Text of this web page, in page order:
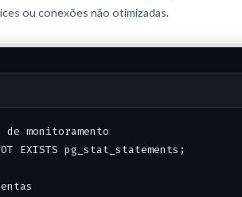
ou conexões não otimizadas.
monitoramento
EXISTS pg_stat_statements;